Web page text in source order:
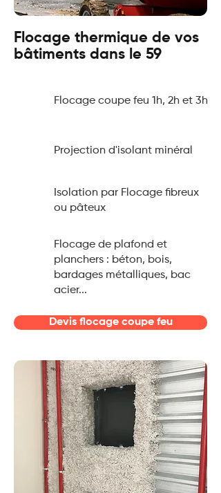
Flocage thermique de vos
bâtiments dans le 59
Flocage coupe feu 1h, 2h et 3h
Projection d'isolant minéral
Isolation par Flocage fibreux
ou pâteux
Flocage de plafond et
planchers : béton, bois,
bardages métalliques, bac
acier...
Devis flocage coupe feu